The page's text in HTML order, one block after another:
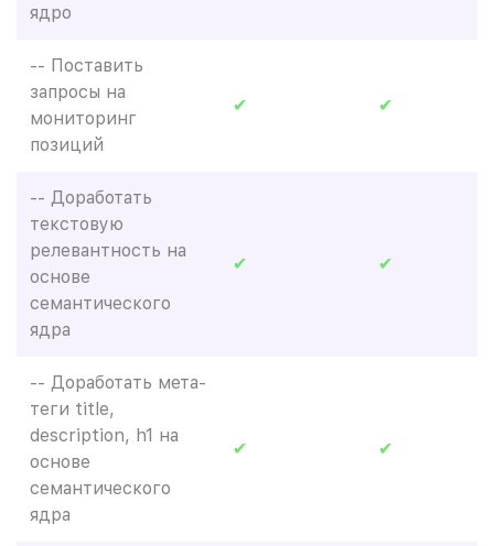
ядро
-- Поставить
запросы на
мониторинг
позиций
✔ ✔
-- Доработать
текстовую
релевантность на
основе
семантического
ядра
✔ ✔
-- Доработать мета-
теги title,
description, h1 на
основе
семантического
ядра
✔ ✔